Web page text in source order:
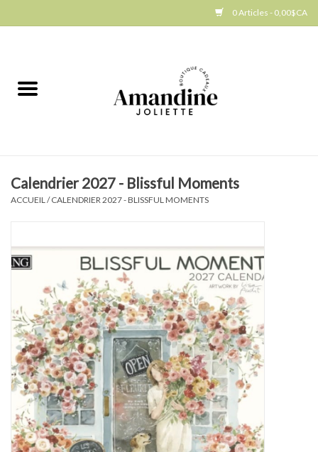
0 Articles - 0,00$CA
Art de la table
Produits Gourmands
Cadeau Thématique
Sacs
Accessoire Mode
Bijoux
Calendrier 2027 - Blissful Moments
ACCUEIL /CALENDRIER 2027 - BLISSFUL MOMENTS